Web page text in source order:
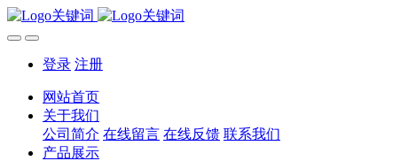
登录 注册
网站首页
关于我们
公司简介 在线留言 在线反馈 联系我们
产品展示